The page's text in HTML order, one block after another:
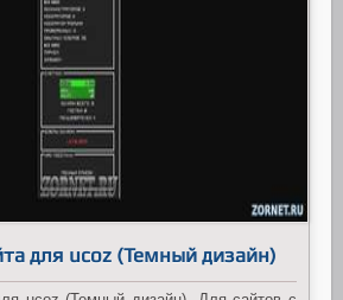
для ucoz (Темный дизайн)